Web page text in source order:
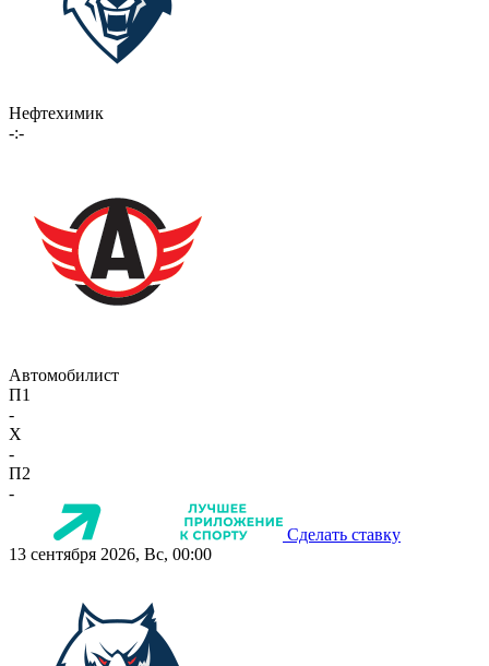
Нефтехимик
-:-
Автомобилист
П1
-
X
-
П2
-
Сделать ставку
13 сентября 2026, Вс, 00:00